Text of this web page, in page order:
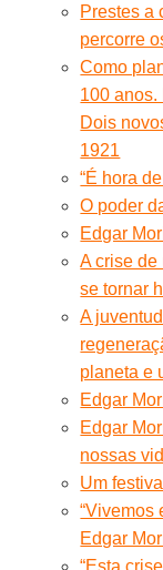
Prestes a
percorre
Como
100 anos.
Dois
1921
“É hora
O poder
Edgar
A crise
se tornar
A
planeta e
Edgar
Edgar
nossas
Um
“Vivemos
Edgar
“Esta